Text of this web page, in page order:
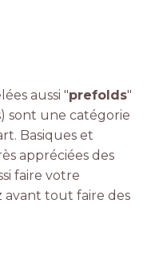
aussi "prefolds"
sont une catégorie
Basiques et
appréciées des
faire votre
avant tout faire des